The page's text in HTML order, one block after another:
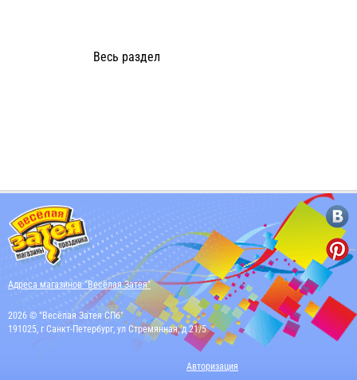
Весь раздел
Адреса магазинов "Весёлая Затея"
2026 © "Весёлая Затея СПб"
191025, г Санкт-Петербург, ул Стремянная, д 21/5
Авторизация